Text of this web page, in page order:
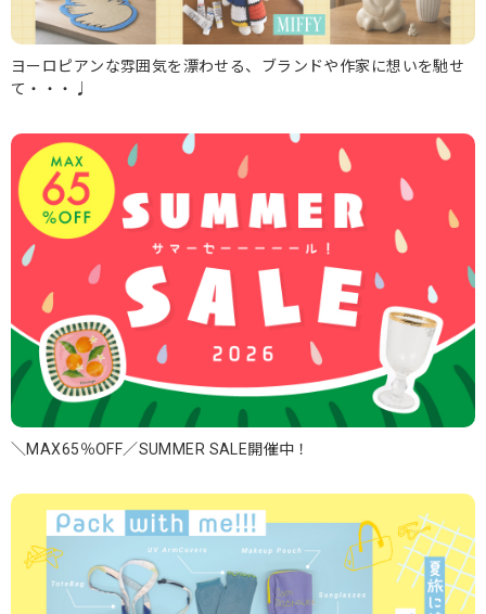
ヨーロピアンな雰囲気を漂わせる、ブランドや作家に想いを馳せ
て・・・♩
＼MAX65％OFF／SUMMER SALE開催中！